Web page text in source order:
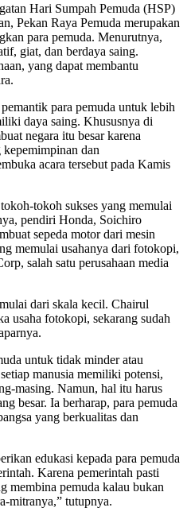
Hari Sumpah Pemuda (HSP)
Pekan Raya Pemuda merupakan
para pemuda. Menurutnya,
giat, dan berdaya saing.
yang dapat membantu
para pemuda untuk lebih
daya saing. Khususnya di
negara itu besar karena
dan
acara tersebut pada Kamis
tokoh sukses yang memulai
pendiri Honda, Soichiro
sepeda motor dari mesin
memulai usahanya dari fotokopi,
salah satu perusahaan media
dari skala kecil. Chairul
usaha fotokopi, sekarang sudah
untuk tidak minder atau
manusia memiliki potensi,
masing. Namun, hal itu harus
besar. Ia berharap, para pemuda
yang berkualitas dan
edukasi kepada para pemuda
Karena pemerintah pasti
membina pemuda kalau bukan
mitranya,” tutupnya.